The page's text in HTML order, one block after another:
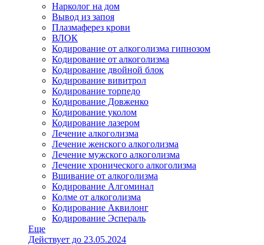
Нарколог на дом
Вывод из запоя
Плазмаферез крови
ВЛОК
Кодирование от алкоголизма гипнозом
Кодирование от алкоголизма
Кодирование двойной блок
Кодирование вивитрол
Кодирование торпедо
Кодирование Довженко
Кодирование уколом
Кодирование лазером
Лечение алкоголизма
Лечение женского алкоголизма
Лечение мужского алкоголизма
Лечение хронического алкоголизма
Вшивание от алкоголизма
Кодирование Алгоминал
Колме от алкоголизма
Кодирование Аквилонг
Кодирование Эспераль
Еще
Действует до 23.05.2024